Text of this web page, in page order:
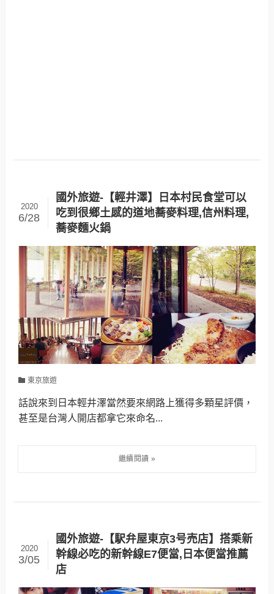
國外旅遊-【輕井澤】日本村民食堂可以
吃到很鄉土感的道地蕎麥料理,信州料理,
蕎麥麵火鍋
2020
6/28
東京旅遊
話說來到日本輕井澤當然要來網路上獲得多顆星評價，
甚至是台灣人開店都拿它來命名...
國外旅遊-【駅弁屋東京3号売店】搭乘新
幹線必吃的新幹線E7便當,日本便當推薦
店
2020
3/05